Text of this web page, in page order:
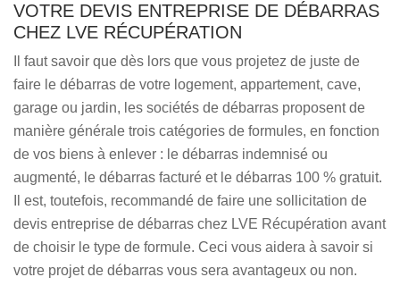
VOTRE DEVIS ENTREPRISE DE DÉBARRAS
CHEZ LVE RÉCUPÉRATION
Il faut savoir que dès lors que vous projetez de juste de
faire le débarras de votre logement, appartement, cave,
garage ou jardin, les sociétés de débarras proposent de
manière générale trois catégories de formules, en fonction
de vos biens à enlever : le débarras indemnisé ou
augmenté, le débarras facturé et le débarras 100 % gratuit.
Il est, toutefois, recommandé de faire une sollicitation de
devis entreprise de débarras chez LVE Récupération avant
de choisir le type de formule. Ceci vous aidera à savoir si
votre projet de débarras vous sera avantageux ou non.